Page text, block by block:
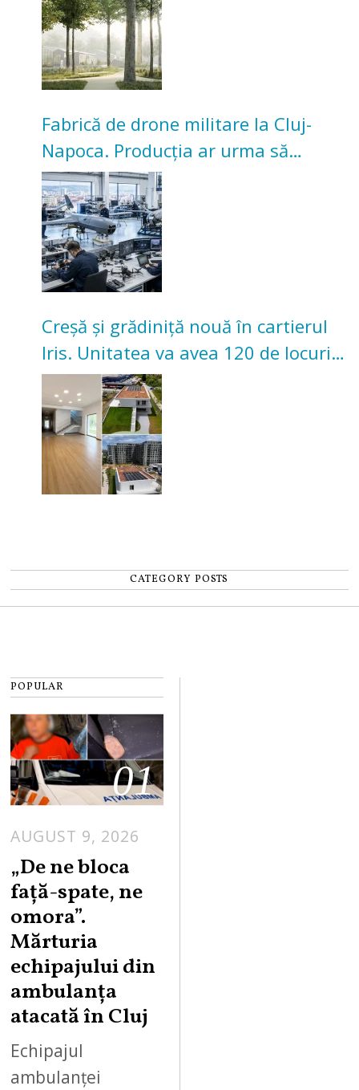
Fabrică de drone militare la Cluj-
Napoca. Producția ar urma să
înceapă în toamna acestui an
Creșă și grădiniță nouă în cartierul
Iris. Unitatea va avea 120 de locuri
pentru copii
CATEGORY POSTS
POPULAR
01
AUGUST 9, 2026
„De ne bloca
față-spate, ne
omora”.
Mărturia
echipajului din
ambulanța
atacată în Cluj
Echipajul
ambulanței